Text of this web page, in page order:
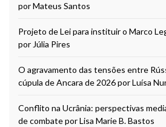
por Mateus Santos
Projeto de Lei para instituir o Marco
por Júlia Pires
O agravamento das tensões entre
cúpula de Ancara de 2026 por Luísa
Conflito na Ucrânia: perspectivas
de combate por Lisa Marie B. Bastos